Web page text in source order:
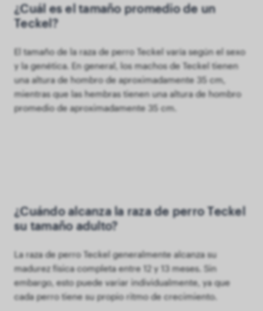
¿Cuál es el tamaño promedio de un
Teckel?
El tamaño de la raza de perro Teckel varía según el sexo
y la genética. En general, los machos de Teckel tienen
una altura de hombro de aproximadamente 35 cm,
mientras que las hembras tienen una altura de hombro
promedio de aproximadamente 35 cm.
¿Cuándo alcanza la raza de perro Teckel
su tamaño adulto?
La raza de perro Teckel generalmente alcanza su
madurez física completa entre 12 y 13 meses. Sin
embargo, esto puede variar individualmente, ya que
cada perro tiene su propio ritmo de crecimiento.